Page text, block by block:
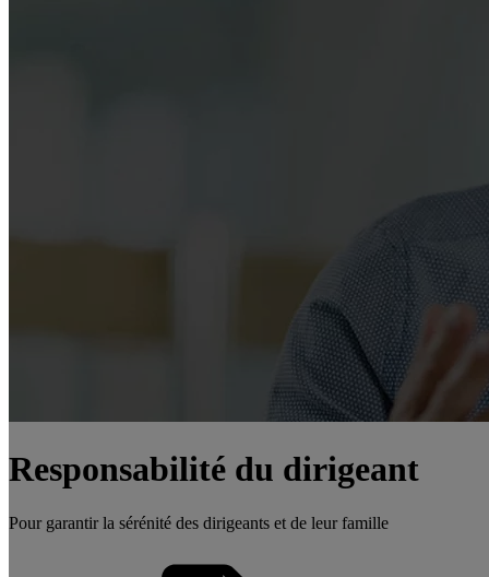
Responsabilité du dirigeant
Pour garantir la sérénité des dirigeants et de leur famille